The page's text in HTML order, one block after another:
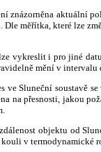
znázorněna aktuální
měřítka, které lze
vykreslit i pro jiné
mění v
ve Sluneční soustavě
na přesnosti, jakou
objektu od
v termodynamické